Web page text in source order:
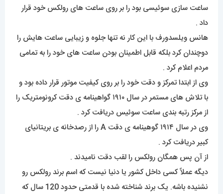
ساعت سازی سوئیسی بود را بر روی ساعت های رولکس خود قرار
داد .
هانس ویلسدورف با این کار نه تنها جلوه و زیبایی ساعت هایش را
دوچندان کرد بلکه قابل اطمینان بودن ساعت های خود را به تمامی
مردم اعلام کرد .
وی از ابتدا تمرکز و دقت خود را بر روی کیفیت موتور قرار داده بود و
با تلاش های مستمر در سال ۱۹۱۰ گواهینامه ی دقت کرونومتریک را
از مرکز رتبه بندی ساعت سوئیس دریافت کرد .
وی در سال ۱۹۱۴ گوهینامه ی دقت A را از رصدخانه ی بریتانیای
کبیر دریافت کرد .
از آن پس همگان رولکس را لقب دقت نامیدند .
دیگه عملاً کسی داخل کشور یا دنیا نیست که اسم برند رولکس رو
نشنیده باشه. یک برند شناخته شده با قدمتی حدود 120 سال که